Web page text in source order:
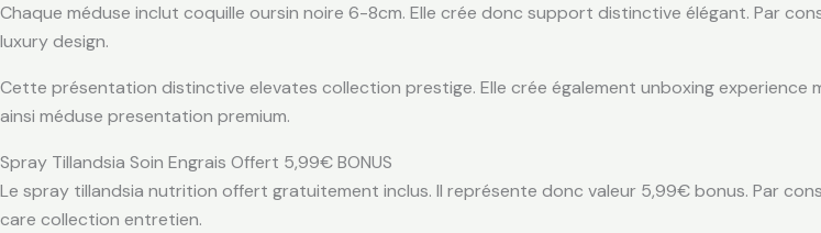
Chaque méduse inclut coquille oursin noire 6-8cm. Elle crée donc support distinctive élégant. Par
luxury design.
Cette présentation distinctive elevates collection prestige. Elle crée également unboxing
ainsi méduse presentation premium.
Spray Tillandsia Soin Engrais Offert 5,99€ BONUS
Le spray tillandsia nutrition offert gratuitement inclus. Il représente donc valeur 5,99€ bonus. Par
care collection entretien.